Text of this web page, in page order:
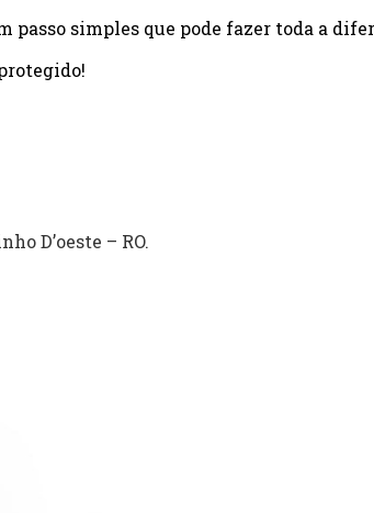
passo simples que pode fazer toda a
D’oeste – RO.